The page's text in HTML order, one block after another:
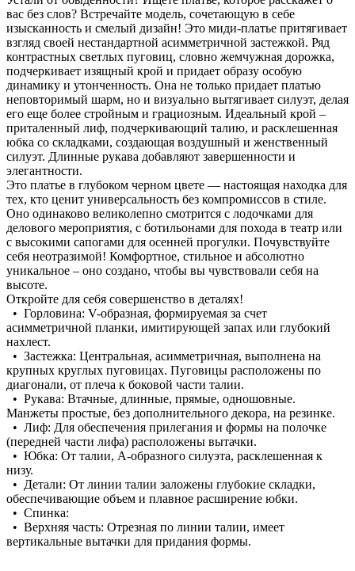
вас без слов? Встречайте модель, сочетающую в себе
изысканность и смелый дизайн! Это миди-платье притягивает
взгляд своей нестандартной асимметричной застежкой. Ряд
контрастных светлых пуговиц, словно жемчужная дорожка,
подчеркивает изящный крой и придает образу особую
динамику и утонченность. Она не только придает платью
неповторимый шарм, но и визуально вытягивает силуэт, делая
его еще более стройным и грациозным. Идеальный крой –
приталенный лиф, подчеркивающий талию, и расклешенная
юбка со складками, создающая воздушный и женственный
силуэт. Длинные рукава добавляют завершенности и
элегантности.
Это платье в глубоком черном цвете — настоящая находка для
тех, кто ценит универсальность без компромиссов в стиле.
Оно одинаково великолепно смотрится с лодочками для
делового мероприятия, с ботильонами для похода в театр или
с высокими сапогами для осенней прогулки. Почувствуйте
себя неотразимой! Комфортное, стильное и абсолютно
уникальное – оно создано, чтобы вы чувствовали себя на
высоте.
Откройте для себя совершенство в деталях!
• Горловина: V-образная, формируемая за счет
асимметричной планки, имитирующей запах или глубокий
нахлест.
• Застежка: Центральная, асимметричная, выполнена на
крупных круглых пуговицах. Пуговицы расположены по
диагонали, от плеча к боковой части талии.
• Рукава: Втачные, длинные, прямые, одношовные.
Манжеты простые, без дополнительного декора, на резинке.
• Лиф: Для обеспечения прилегания и формы на полочке
(передней части лифа) расположены вытачки.
• Юбка: От талии, А-образного силуэта, расклешенная к
низу.
• Детали: От линии талии заложены глубокие складки,
обеспечивающие объем и плавное расширение юбки.
• Спинка:
• Верхняя часть: Отрезная по линии талии, имеет
вертикальные вытачки для придания формы.